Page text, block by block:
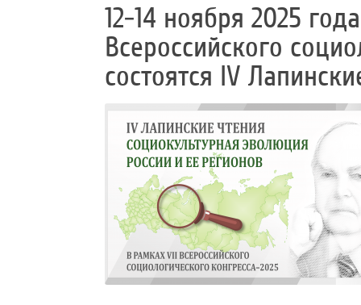
12-14 ноября 2025
Всероссийского
состоятся IV